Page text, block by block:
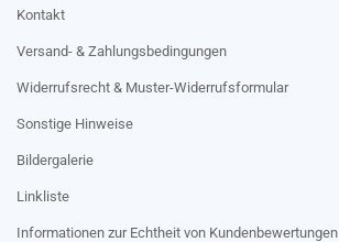
Kontakt
Versand- & Zahlungsbedingungen
Widerrufsrecht & Muster-Widerrufsformular
Sonstige Hinweise
Bildergalerie
Linkliste
Informationen zur Echtheit von Kundenbewertungen